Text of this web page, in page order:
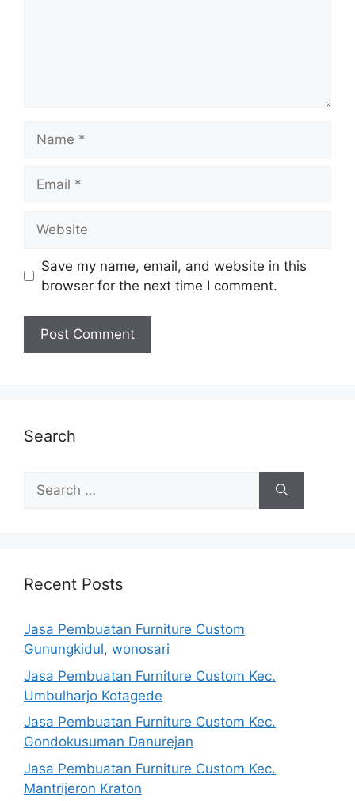
Save my name, email, and website in this
browser for the next time I comment.
Search
Search
for:
Recent Posts
Jasa Pembuatan Furniture Custom
Gunungkidul, wonosari
Jasa Pembuatan Furniture Custom Kec.
Umbulharjo Kotagede
Jasa Pembuatan Furniture Custom Kec.
Gondokusuman Danurejan
Jasa Pembuatan Furniture Custom Kec.
Mantrijeron Kraton